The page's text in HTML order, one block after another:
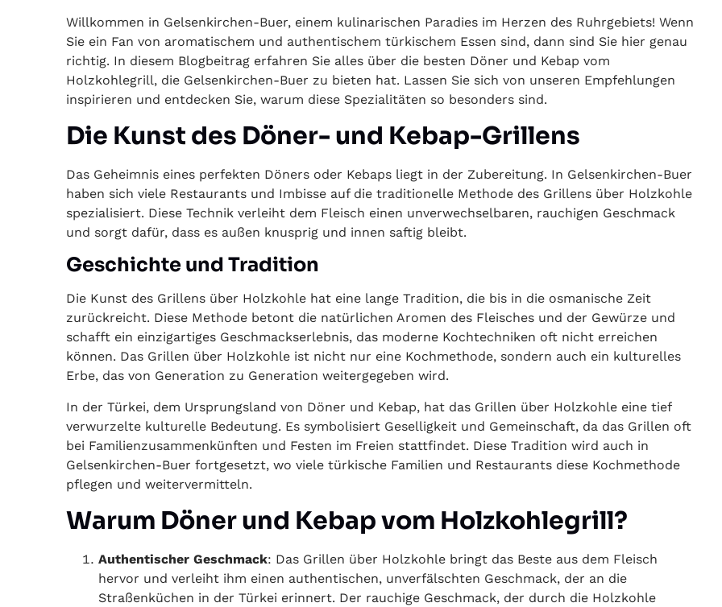
Willkommen in Gelsenkirchen-Buer, einem kulinarischen Paradies im Herzen des Ruhrgebiets! Wenn
Sie ein Fan von aromatischem und authentischem türkischem Essen sind, dann sind Sie hier genau
richtig. In diesem Blogbeitrag erfahren Sie alles über die besten Döner und Kebap vom
Holzkohlegrill, die Gelsenkirchen-Buer zu bieten hat. Lassen Sie sich von unseren Empfehlungen
inspirieren und entdecken Sie, warum diese Spezialitäten so besonders sind.
Die Kunst des Döner- und Kebap-Grillens
Das Geheimnis eines perfekten Döners oder Kebaps liegt in der Zubereitung. In Gelsenkirchen-Buer
haben sich viele Restaurants und Imbisse auf die traditionelle Methode des Grillens über Holzkohle
spezialisiert. Diese Technik verleiht dem Fleisch einen unverwechselbaren, rauchigen Geschmack
und sorgt dafür, dass es außen knusprig und innen saftig bleibt.
Geschichte und Tradition
Die Kunst des Grillens über Holzkohle hat eine lange Tradition, die bis in die osmanische Zeit
zurückreicht. Diese Methode betont die natürlichen Aromen des Fleisches und der Gewürze und
schafft ein einzigartiges Geschmackserlebnis, das moderne Kochtechniken oft nicht erreichen
können. Das Grillen über Holzkohle ist nicht nur eine Kochmethode, sondern auch ein kulturelles
Erbe, das von Generation zu Generation weitergegeben wird.
In der Türkei, dem Ursprungsland von Döner und Kebap, hat das Grillen über Holzkohle eine tief
verwurzelte kulturelle Bedeutung. Es symbolisiert Geselligkeit und Gemeinschaft, da das Grillen oft
bei Familienzusammenkünften und Festen im Freien stattfindet. Diese Tradition wird auch in
Gelsenkirchen-Buer fortgesetzt, wo viele türkische Familien und Restaurants diese Kochmethode
pflegen und weitervermitteln.
Warum Döner und Kebap vom Holzkohlegrill?
Authentischer Geschmack: Das Grillen über Holzkohle bringt das Beste aus dem Fleisch
hervor und verleiht ihm einen authentischen, unverfälschten Geschmack, der an die
Straßenküchen in der Türkei erinnert. Der rauchige Geschmack, der durch die Holzkohle